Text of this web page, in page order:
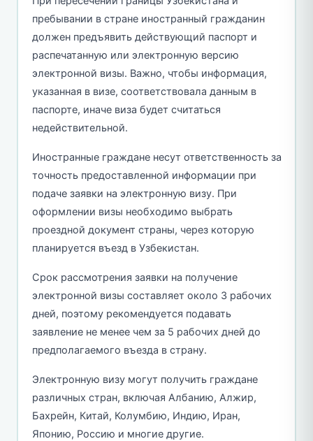
пребывании в стране иностранный гражданин
должен предъявить действующий паспорт и
распечатанную или электронную версию
электронной визы. Важно, чтобы информация,
указанная в визе, соответствовала данным в
паспорте, иначе виза будет считаться
недействительной.
Иностранные граждане несут ответственность за
точность предоставленной информации при
подаче заявки на электронную визу. При
оформлении визы необходимо выбрать
проездной документ страны, через которую
планируется въезд в Узбекистан.
Срок рассмотрения заявки на получение
электронной визы составляет около 3 рабочих
дней, поэтому рекомендуется подавать
заявление не менее чем за 5 рабочих дней до
предполагаемого въезда в страну.
Электронную визу могут получить граждане
различных стран, включая Албанию, Алжир,
Бахрейн, Китай, Колумбию, Индию, Иран,
Японию, Россию и многие другие.